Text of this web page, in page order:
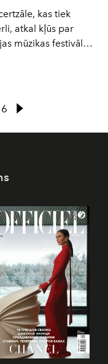
kas tiek
atkal kļūs par
mūzikas festivāla
un patiesu
apskāvienos,
kā vasaras
6